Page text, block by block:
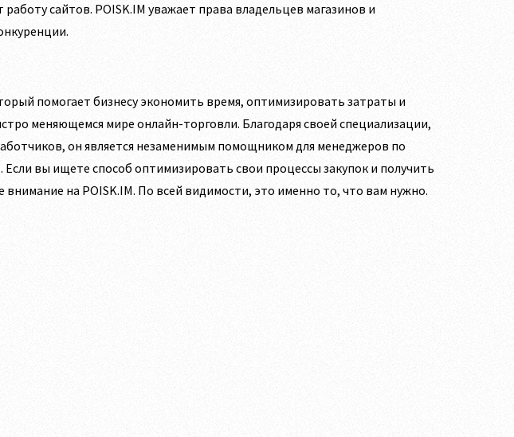
сайтов. POISK.IM уважает права владельцев магазинов и
помогает бизнесу экономить время, оптимизировать затраты и
меняющемся мире онлайн-торговли. Благодаря своей специализации,
он является незаменимым помощником для менеджеров по
Если вы ищете способ оптимизировать свои процессы закупок и получить
на POISK.IM. По всей видимости, это именно то, что вам нужно.